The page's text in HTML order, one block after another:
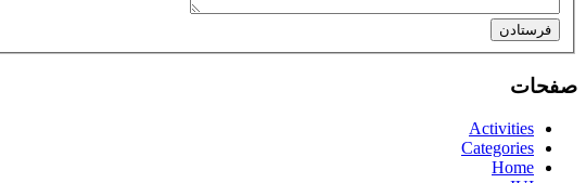
فرستادن
صفحات
Activities
Categories
Home